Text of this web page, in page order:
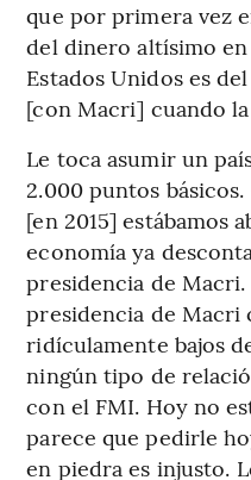
que por primera vez
del dinero altísimo
Estados Unidos es
[con Macri] cuando
Le toca asumir un
2.000 puntos
[en 2015] estábamos
economía ya
presidencia de Macri.
presidencia de Macri
ridículamente bajos
ningún tipo de
con el FMI. Hoy no
parece que pedirle
en piedra es injusto.